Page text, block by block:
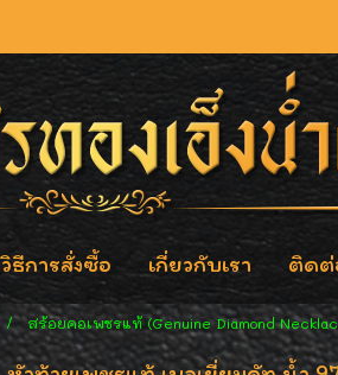
วิธีการสั่งซื้อ เกี่ยวกับเรา ติดต่
สร้อยคอเพชรแท้ (Genuine Diamond